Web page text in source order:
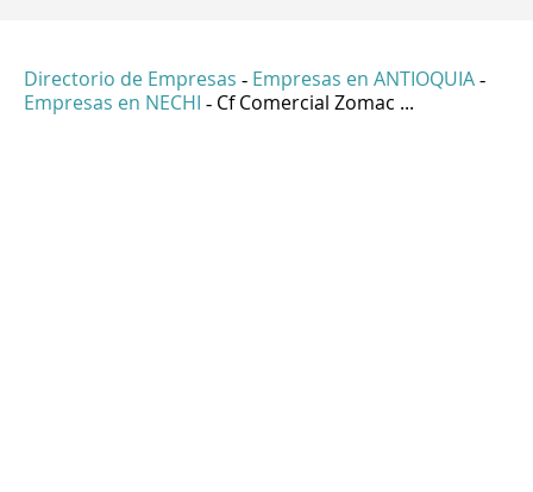
Directorio de Empresas - Empresas en ANTIOQUIA -
Empresas en NECHI - Cf Comercial Zomac ...